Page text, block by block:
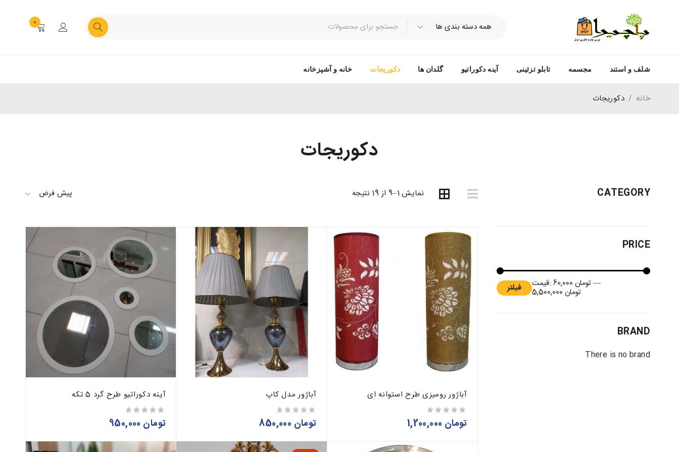
0
شلف و استند مجسمه تابلو تزئینی آینه دکوراتیو گلدان ها دکوریجات خانه و آشپزخانه
دکوریجات
خانه / دکوریجات
CATEGORY
PRICE
فیلتر قیمت: تومان 60,000—
تومان 5,500,000
BRAND
There is no brand
نمایش 1–9 از 19 نتیجه پیش فرض
آباژور رومیزی طرح استوانه ای
تومان
آباژور مدل کاپ
تومان
آینه دکوراتیو طرح گرد 5 تکه
تومان